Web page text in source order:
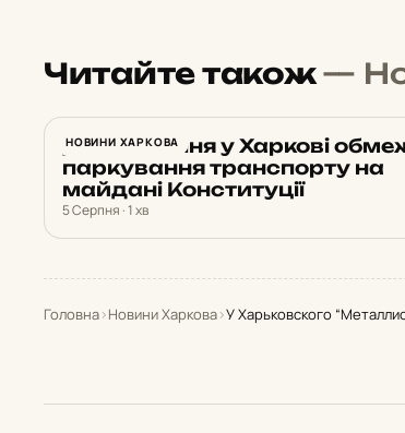
Читайте також—
НОВИНИ ХАРКОВА
До 10 серпня у Харкові
паркування транспорту на
майдані Конституції
5 Серпня · 1 хв
Головна›Новини Харкова›У Харьковского